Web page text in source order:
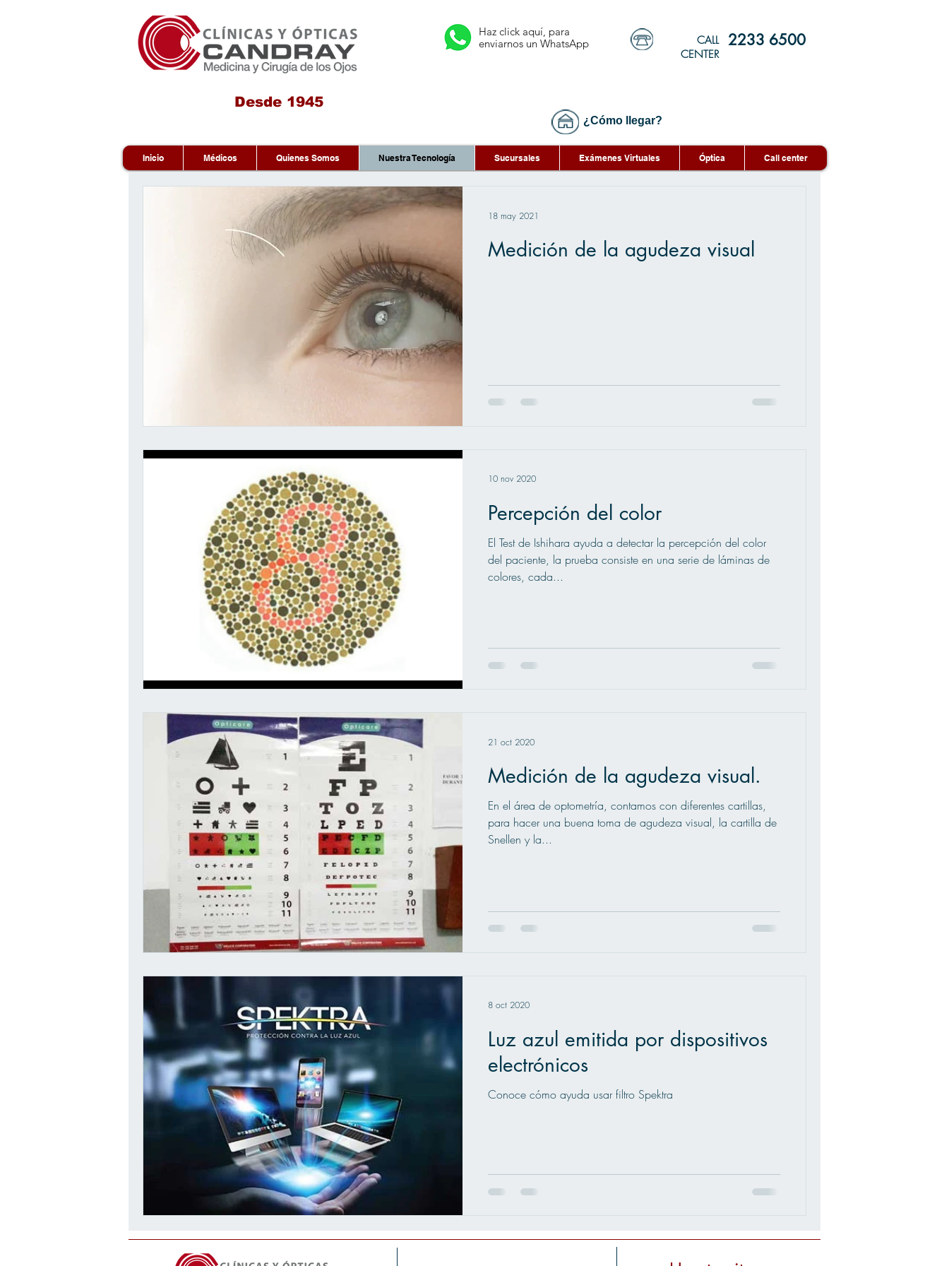
Haz click aquí, para
enviarnos un WhatsApp
CALL
CENTER
2233 6500
Desde 1945
¿Cómo llegar?
Inicio Médicos Quienes Somos Nuestra Tecnología Sucursales Exámenes Virtuales Óptica Call center
Medición de la agudeza visual
18 may 2021
Percepción del color
El Test de Ishihara ayuda a detectar la percepción del color
del paciente, la prueba consiste en una serie de láminas de
colores, cada...
10 nov 2020
Medición de la agudeza visual.
En el área de optometría, contamos con diferentes cartillas,
para hacer una buena toma de agudeza visual, la cartilla de
Snellen y la...
21 oct 2020
Luz azul emitida por dispositivos
electrónicos
Conoce cómo ayuda usar filtro Spektra
8 oct 2020